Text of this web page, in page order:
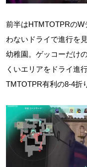
前半はHTMTOTPRの
わないドライで進行を
幼稚園。ゲッコーだけ
くいエリアをドライ進
TMTOTPR有利の8-4折